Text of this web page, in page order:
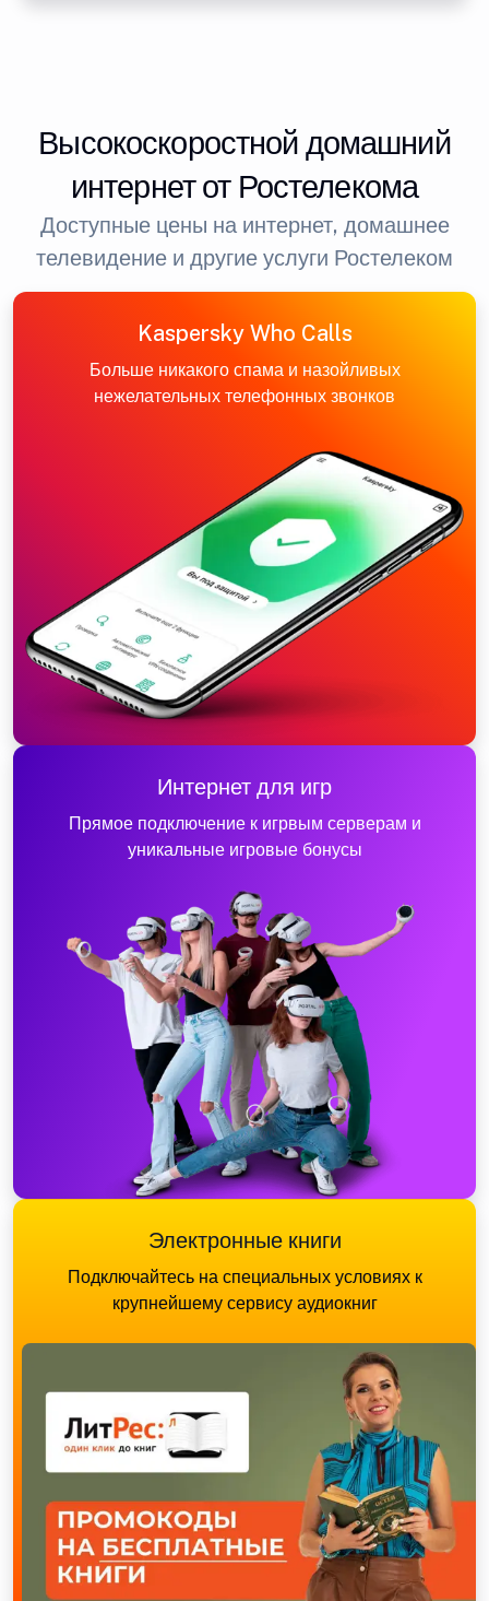
Высокоскоростной домашний
интернет от Ростелекома
Доступные цены на интернет, домашнее
телевидение и другие услуги Ростелеком
Kaspersky Who Calls
Больше никакого спама и назойливых
нежелательных телефонных звонков
Интернет для игр
Прямое подключение к игрвым серверам и
уникальные игровые бонусы
Электронные книги
Подключайтесь на специальных условиях к
крупнейшему сервису аудиокниг